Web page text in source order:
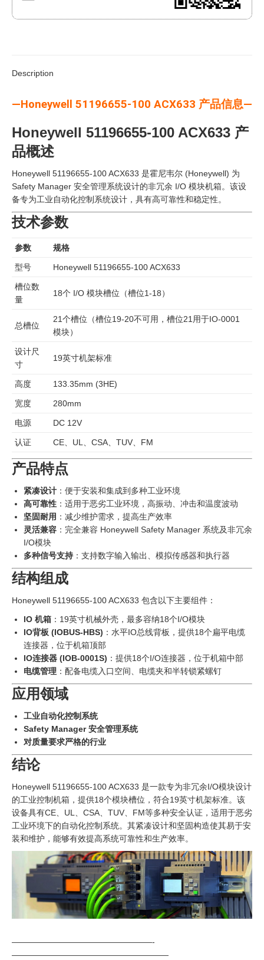
Description
—Honeywell 51196655-100 ACX633 产品信息—
Honeywell 51196655-100 ACX633 产
品概述
Honeywell 51196655-100 ACX633 是霍尼韦尔 (Honeywell) 为
Safety Manager 安全管理系统设计的非冗余 I/O 模块机箱。该设
备专为工业自动化控制系统设计，具有高可靠性和稳定性。
技术参数
参数 规格
型号 Honeywell 51196655-100 ACX633
槽位数
量
18个 I/O 模块槽位（槽位1-18）
总槽位
21个槽位（槽位19-20不可用，槽位21用于IO-0001
模块）
设计尺
寸
19英寸机架标准
高度 133.35mm (3HE)
宽度 280mm
电源 DC 12V
认证 CE、UL、CSA、TUV、FM
产品特点
紧凑设计 ：便于安装和集成到多种工业环境
高可靠性 ：适用于恶劣工业环境，高振动、冲击和温度波动
坚固耐用 ：减少维护需求，提高生产效率
灵活兼容 ：完全兼容 Honeywell Safety Manager 系统及非冗余
I/O模块
多种信号支持 ：支持数字输入输出、模拟传感器和执行器
结构组成
Honeywell 51196655-100 ACX633 包含以下主要组件：
IO 机箱 ：19英寸机械外壳，最多容纳18个I/O模块
IO背板 (IOBUS-HBS) ：水平IO总线背板，提供18个扁平电缆
连接器，位于机箱顶部
IO连接器 (IOB-0001S) ：提供18个I/O连接器，位于机箱中部
电缆管理 ：配备电缆入口空间、电缆夹和半转锁紧螺钉
应用领域
工业自动化控制系统
Safety Manager 安全管理系统
对质量要求严格的行业
结论
Honeywell 51196655-100 ACX633 是一款专为非冗余I/O模块设计
的工业控制机箱，提供18个模块槽位，符合19英寸机架标准。该
设备具有CE、UL、CSA、TUV、FM等多种安全认证，适用于恶劣
工业环境下的自动化控制系统。其紧凑设计和坚固构造使其易于安
装和维护，能够有效提高系统可靠性和生产效率。
—————————————————-
———————————————————